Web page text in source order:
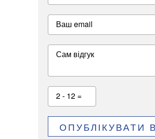
Ваш email
Сам відгук
2 - 12 =
ОПУБЛІКУВАТИ